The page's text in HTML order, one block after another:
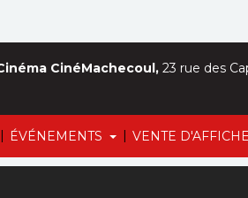
| ÉVÉNEMENTS | VENTE
CinéMachecoul, 23 rue des